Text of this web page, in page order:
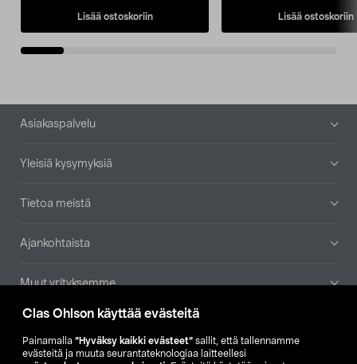
Clas Ohlson käyttää evästeitä
Painamalla ”Hyväksy kaikki evästeet” sallit, että tallennamme
evästeitä ja muuta seurantateknologiaa laitteellesi
Lisää ostoskoriin Lisää ostoskoriin
Alatunniste
Asiakaspalvelu
Yleisiä kysymyksiä
Tietoa meistä
Ajankohtaista
Muut yrityksemme
Etsi myymälä